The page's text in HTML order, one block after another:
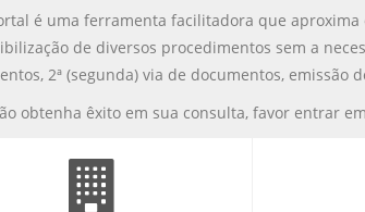
é uma ferramenta facilitadora que
de diversos procedimentos sem a
2ª (segunda) via de documentos, emissão
obtenha êxito em sua consulta, favor entrar